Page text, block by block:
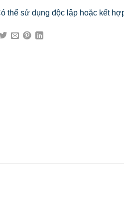
thể sử dụng độc lập hoặc kết